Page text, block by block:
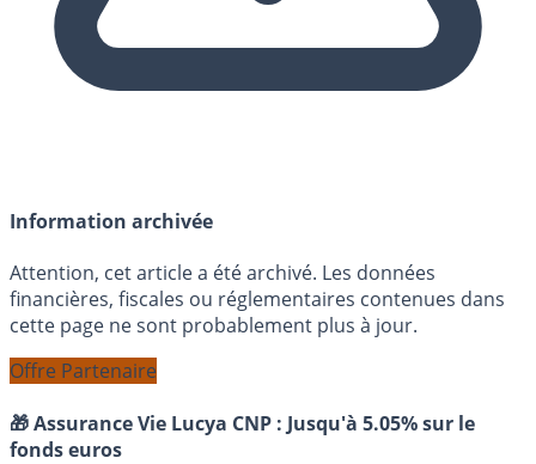
Information archivée
Attention, cet article a été archivé. Les données
financières, fiscales ou réglementaires contenues dans
cette page ne sont probablement plus à jour.
Offre Partenaire
🎁 Assurance Vie Lucya CNP : Jusqu'à 5.05% sur le
fonds euros